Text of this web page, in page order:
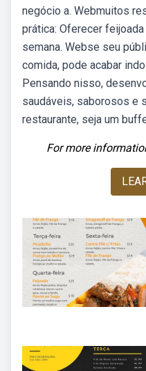
negócio a. Webmuitos
prática: Oferecer
semana. Webse seu
comida, pode acabar
Pensando nisso,
saudáveis, saborosos e
restaurante, seja um
For more